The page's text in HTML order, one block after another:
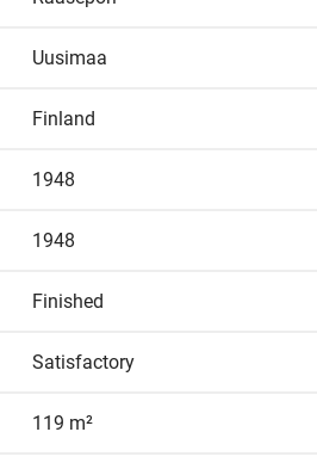
Uusimaa
Finland
1948
1948
Finished
Satisfactory
119 m²